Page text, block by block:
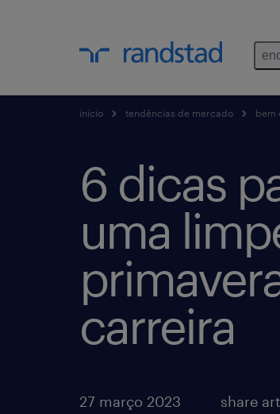
início tendências de mercado bem
6 dicas
uma
carreira
27 março 2023 share